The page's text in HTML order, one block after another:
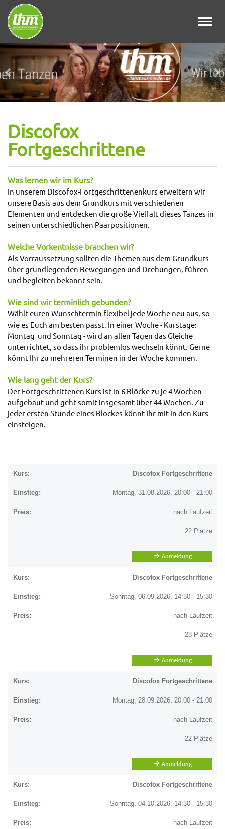
Zurück
Discofox
Fortgeschrittene
Was lernen wir im Kurs?
In unserem Discofox-Fortgeschrittenenkurs erweitern wir
unsere Basis aus dem Grundkurs mit verschiedenen
Elementen und entdecken die große Vielfalt dieses Tanzes in
seinen unterschiedlichen Paarpositionen.
Welche Vorkentnisse brauchen wir?
Als Vorraussetzung sollten die Themen aus dem Grundkurs
über grundlegenden Bewegungen und Drehungen, führen
und begleiten bekannt sein.
Wie sind wir terminlich gebunden?
Wählt euren Wunschtermin flexibel jede Woche neu aus, so
wie es Euch am besten passt. In einer Woche - Kurstage:
Montag und Sonntag - wird an allen Tagen das Gleiche
unterrichtet, so dass ihr problemlos wechseln könnt. Gerne
könnt Ihr zu mehreren Terminen in der Woche kommen.
Wie lang geht der Kurs?
Der Fortgeschrittenen Kurs ist in 6 Blöcke zu je 4 Wochen
aufgebaut und geht somit insgesamt über 44 Wochen. Zu
jeder ersten Stunde eines Blockes könnt Ihr mit in den Kurs
einsteigen.